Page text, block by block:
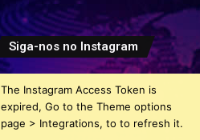
Siga-nos no Instagram
The Instagram Access Token is
expired, Go to the Theme options
page > Integrations, to to refresh it.